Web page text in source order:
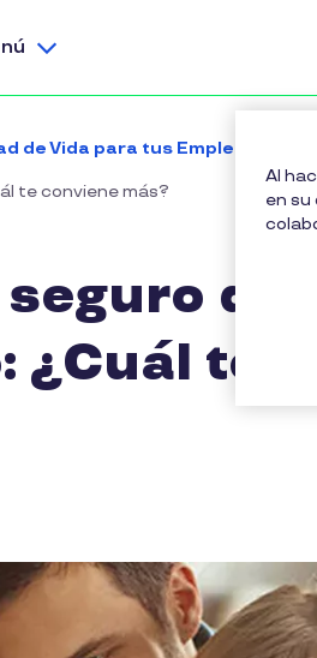
de Vida para tus Empleados |
te conviene más?
de
te
Al
en su